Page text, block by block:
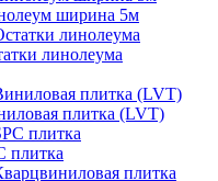
ширина 5м
линолеума
плитка (LVT)
плитка